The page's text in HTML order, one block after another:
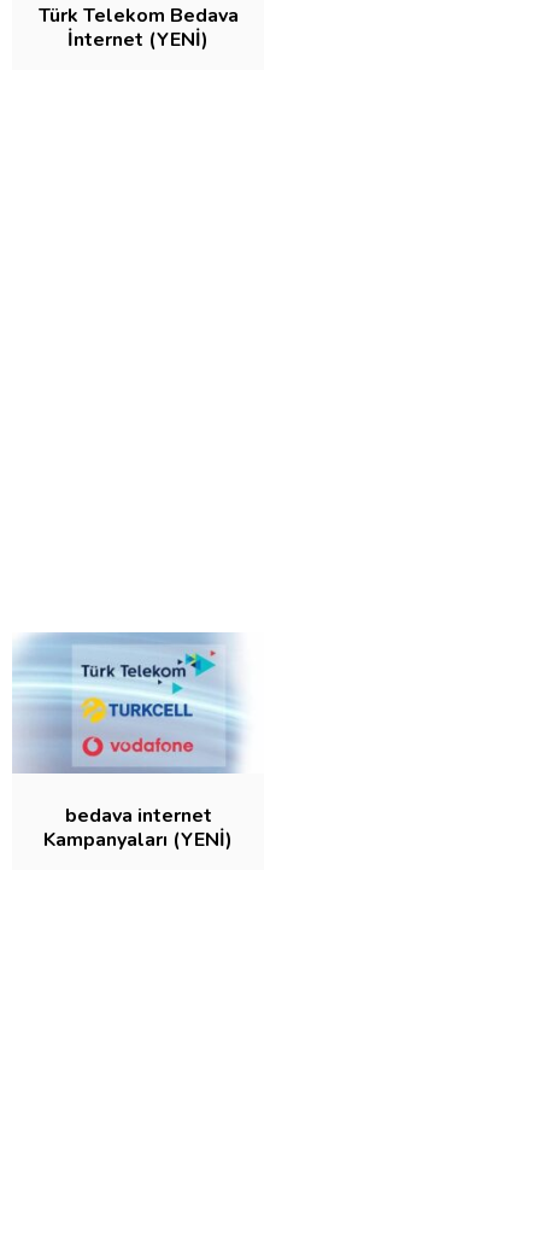
Türk Telekom Bedava
İnternet (YENİ)
bedava internet
Kampanyaları (YENİ)